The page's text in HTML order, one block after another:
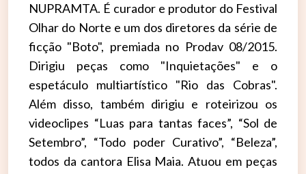
NUPRAMTA. É curador e produtor do Festival
Olhar do Norte e um dos diretores da série de
ficção "Boto", premiada no Prodav 08/2015.
Dirigiu peças como "Inquietações" e o
espetáculo multiartístico "Rio das Cobras".
Além disso, também dirigiu e roteirizou os
videoclipes “Luas para tantas faces”, “Sol de
Setembro”, “Todo poder Curativo”, “Beleza”,
todos da cantora Elisa Maia. Atuou em peças